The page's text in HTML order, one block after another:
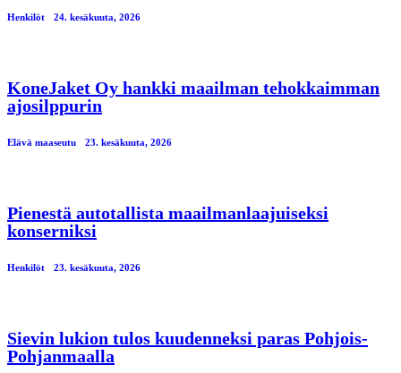
Henkilöt 24. kesäkuuta, 2026
KoneJaket Oy hankki maailman tehokkaimman
ajosilppurin
Elävä maaseutu 23. kesäkuuta, 2026
Pienestä autotallista maailmanlaajuiseksi
konserniksi
Henkilöt 23. kesäkuuta, 2026
Sievin lukion tulos kuudenneksi paras Pohjois-
Pohjanmaalla